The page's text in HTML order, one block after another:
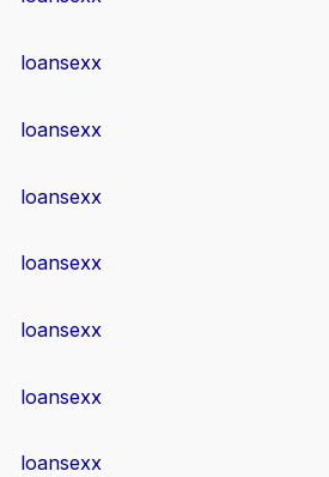
loansexx
loansexx
loansexx
loansexx
loansexx
loansexx
loansexx